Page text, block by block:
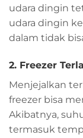
udara dingin
udara dingin
dalam tidak
2. Freezer
Menjejalkan
freezer bisa
Akibatnya,
termasuk